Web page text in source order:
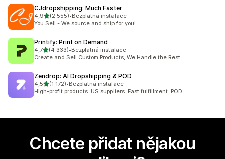
CJdropshipping: Much Faster
4,9z 5 hvězd
(2 555)
Celkový počet recenzí: 2555
•Bezplatná instalace
You Sell - We source and ship for you!
Printify: Print on Demand
4,7z 5 hvězd
(4 333)
Celkový počet recenzí: 4333
•Bezplatná instalace
Create and Sell Custom Products, We Handle the Rest.
Zendrop: AI Dropshipping & POD
4,5z 5 hvězd
(1 172)
Celkový počet recenzí: 1172
•Bezplatná instalace
High-profit products. US suppliers. Fast fulfillment. POD.
Chcete přidat nějakou